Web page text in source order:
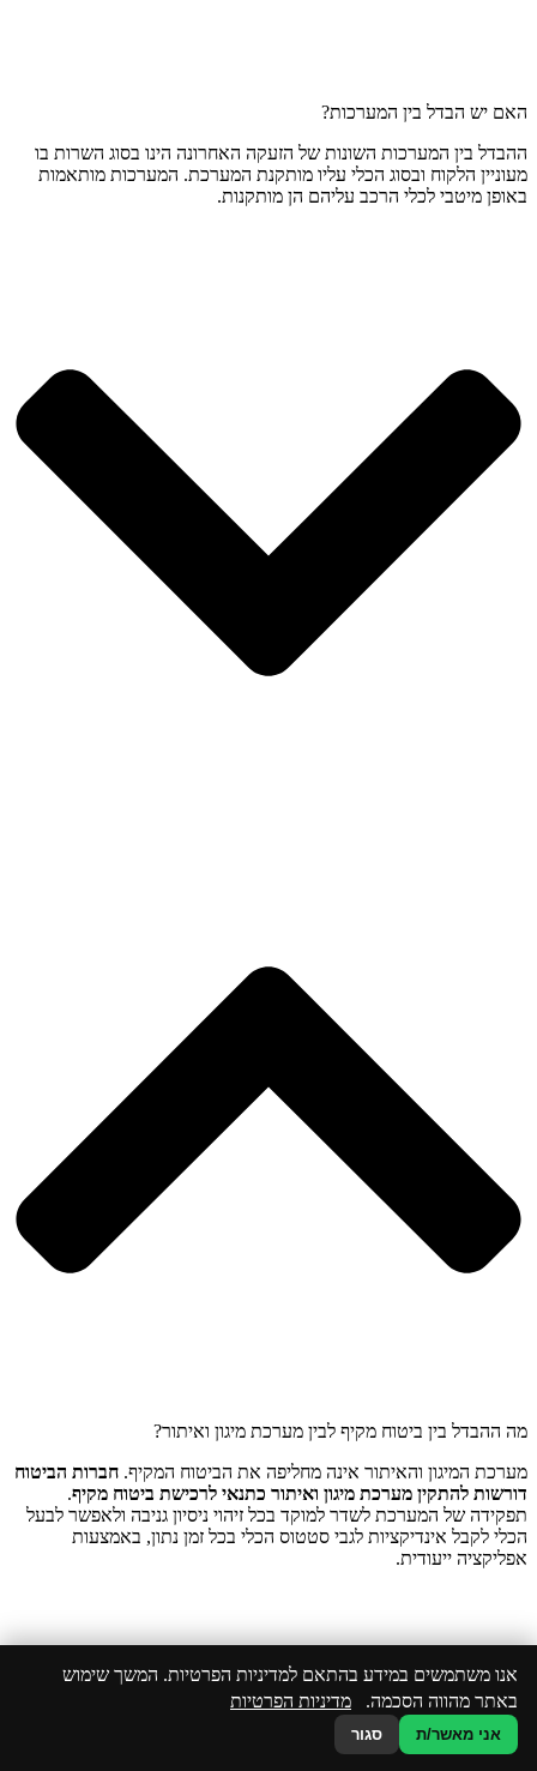
האם יש הבדל בין המערכות?
ההבדל בין המערכות השונות של הזעקה האחרונה הינו בסוג השרות בו
מעוניין הלקוח ובסוג הכלי עליו מותקנת המערכת. המערכות מותאמות
באופן מיטבי לכלי הרכב עליהם הן מותקנות.
מה ההבדל בין ביטוח מקיף לבין מערכת מיגון ואיתור?
מערכת המיגון והאיתור אינה מחליפה את הביטוח המקיף. חברות הביטוח
דורשות להתקין מערכת מיגון ואיתור כתנאי לרכישת ביטוח מקיף.
תפקידה של המערכת לשדר למוקד בכל זיהוי ניסיון גניבה ולאפשר לבעל
הכלי לקבל אינדיקציות לגבי סטטוס הכלי בכל זמן נתון, באמצעות
אפליקציה ייעודית.
אנו משתמשים במידע בהתאם למדיניות הפרטיות. המשך שימוש
באתר מהווה הסכמה. מדיניות הפרטיות
אני מאשר/ת סגור